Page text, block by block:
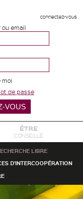
connectez-vous
email
moi
de passe
ÊTRE
CONSEILLÉ
LIBRE
D'INTERCOOPÉRATION